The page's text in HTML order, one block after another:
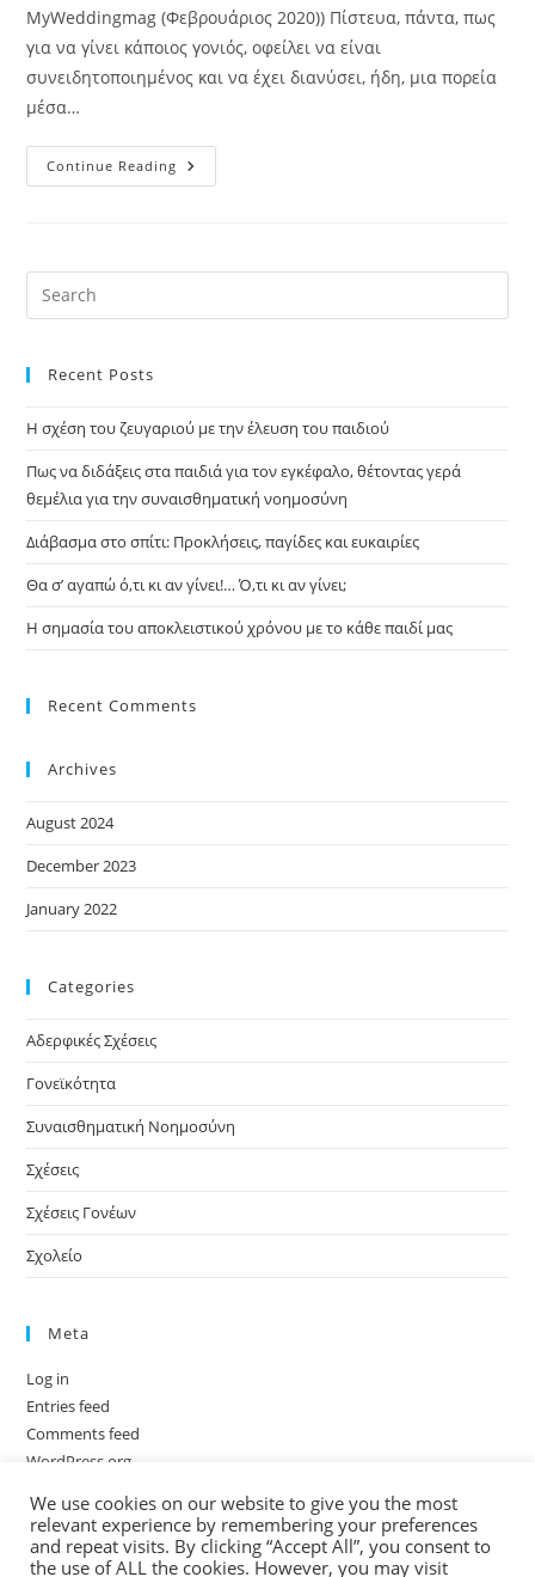
MyWeddingmag (Φεβρουάριος 2020)) Πίστευα, πάντα, πως
για να γίνει κάποιος γονιός, οφείλει να είναι
συνειδητοποιημένος και να έχει διανύσει, ήδη, μια πορεία
μέσα…
Continue Reading
Recent Posts
Η σχέση του ζευγαριού με την έλευση του παιδιού
Πως να διδάξεις στα παιδιά για τον εγκέφαλο, θέτοντας γερά
θεμέλια για την συναισθηματική νοημοσύνη
Διάβασμα στο σπίτι: Προκλήσεις, παγίδες και ευκαιρίες
Θα σ’ αγαπώ ό,τι κι αν γίνει!… Ό,τι κι αν γίνει;
Η σημασία του αποκλειστικού χρόνου με το κάθε παιδί μας
Recent Comments
Archives
August 2024
December 2023
January 2022
Categories
Αδερφικές Σχέσεις
Γονεϊκότητα
Συναισθηματική Νοημοσύνη
Σχέσεις
Σχέσεις Γονέων
Σχολείο
Meta
Log in
Entries feed
Comments feed
WordPress.org
We use cookies on our website to give you the most
relevant experience by remembering your preferences
and repeat visits. By clicking “Accept All”, you consent to
the use of ALL the cookies. However, you may visit